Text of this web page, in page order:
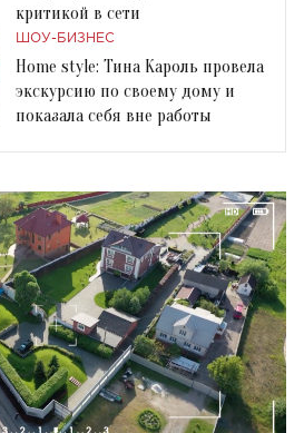
критикой в сети
ШОУ-БИЗНЕС
Home style: Тина Кароль провела
экскурсию по своему дому и
показала себя вне работы